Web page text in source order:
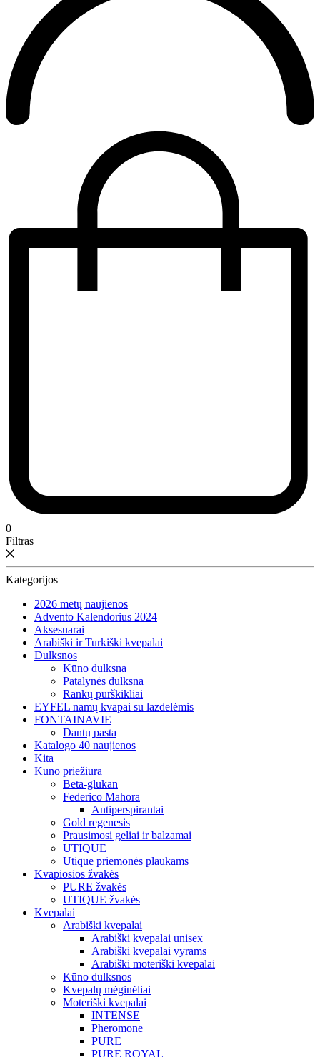
0
Filtras
Kategorijos
2026 metų naujienos
Advento Kalendorius 2024
Aksesuarai
Arabiški ir Turkiški kvepalai
Dulksnos
Kūno dulksna
Patalynės dulksna
Rankų purškikliai
EYFEL namų kvapai su lazdelėmis
FONTAINAVIE
Dantų pasta
Katalogo 40 naujienos
Kita
Kūno priežiūra
Beta-glukan
Federico Mahora
Antiperspirantai
Gold regenesis
Prausimosi geliai ir balzamai
UTIQUE
Utique priemonės plaukams
Kvapiosios žvakės
PURE žvakės
UTIQUE žvakės
Kvepalai
Arabiški kvepalai
Arabiški kvepalai unisex
Arabiški kvepalai vyrams
Arabiški moteriški kvepalai
Kūno dulksnos
Kvepalų mėginėliai
Moteriški kvepalai
INTENSE
Pheromone
PURE
PURE ROYAL